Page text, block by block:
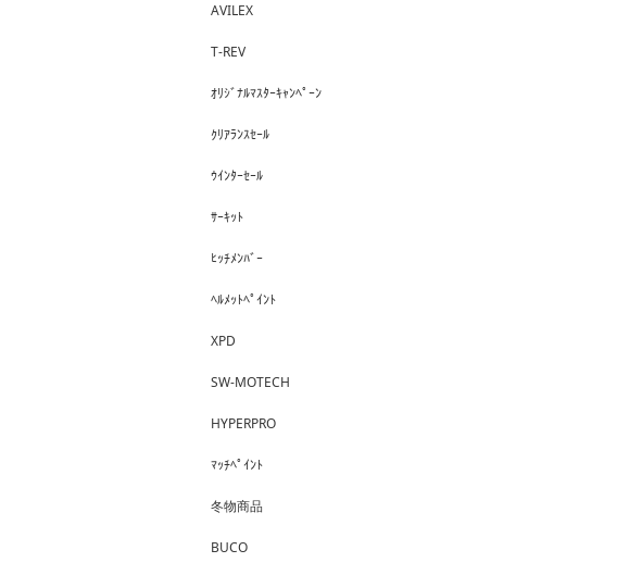
AVILEX
T-REV
ｵﾘｼﾞﾅﾙﾏｽﾀｰｷｬﾝﾍﾟｰﾝ
ｸﾘｱﾗﾝｽｾｰﾙ
ｳｲﾝﾀｰｾｰﾙ
ｻｰｷｯﾄ
ﾋｯﾁﾒﾝﾊﾞｰ
ﾍﾙﾒｯﾄﾍﾟｲﾝﾄ
XPD
SW-MOTECH
HYPERPRO
ﾏｯﾁﾍﾟｲﾝﾄ
冬物商品
BUCO